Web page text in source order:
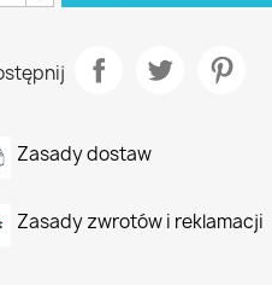
Zasady dostaw
Zasady zwrotów i reklamacji